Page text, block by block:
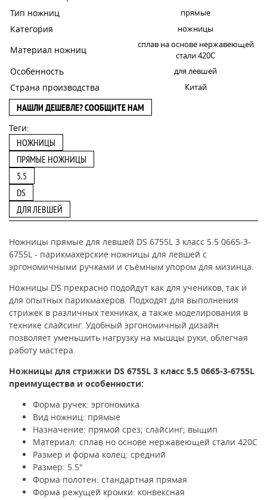
Тип ножниц прямые
Категория ножницы
Материал ножниц
сплав на основе нержавеющей
стали 420C
Особенность для левшей
Страна производства Китай
НАШЛИ ДЕШЕВЛЕ? СООБЩИТЕ НАМ
Теги:
НОЖНИЦЫ
ПРЯМЫЕ НОЖНИЦЫ
5.5
DS
ДЛЯ ЛЕВШЕЙ
Ножницы прямые для левшей DS 6755L 3 класс 5.5 0665-3-
6755L - парикмахерские ножницы для левшей с
эргономичными ручками и съёмным упором для мизинца.
Ножницы DS прекрасно подойдут как для учеников, так и
для опытных парикмахеров. Подходят для выполнения
стрижек в различных техниках, а также моделирования в
технике слайсинг. Удобный эргономичный дизайн
позволяет уменьшить нагрузку на мышцы руки, облегчая
работу мастера.
Ножницы для стрижки DS 6755L 3 класс 5.5 0665-3-6755L
преимущества и особенности:
Форма ручек: эргономика
Вид ножниц: прямые
Назначение: прямой срез; слайсинг; выщип
Материал: сплав но основе нержавеющей стали 420C
Размер и форма колец: средний
Размер: 5.5"
Форма полотен: стандартная прямая
Форма режущей кромки: конвексная